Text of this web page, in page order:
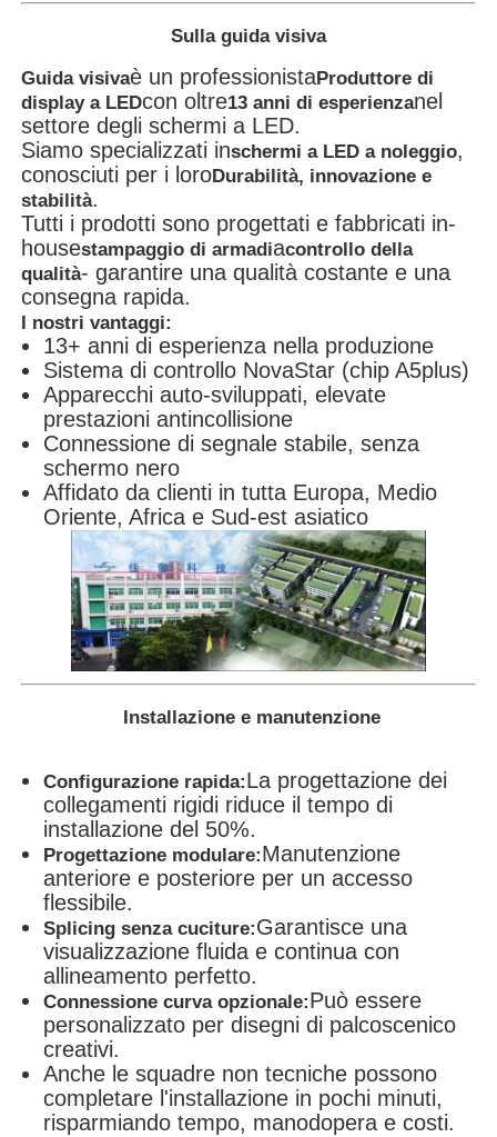
Sulla guida visiva
Guida visivaè un professionistaProduttore di
display a LEDcon oltre13 anni di esperienzanel
settore degli schermi a LED.
Siamo specializzati inschermi a LED a noleggio,
conosciuti per i loroDurabilità, innovazione e
stabilità.
Tutti i prodotti sono progettati e fabbricati in-
housestampaggio di armadiacontrollo della
qualità- garantire una qualità costante e una
consegna rapida.
I nostri vantaggi:
13+ anni di esperienza nella produzione
Sistema di controllo NovaStar (chip A5plus)
Apparecchi auto-sviluppati, elevate
prestazioni antincollisione
Connessione di segnale stabile, senza
schermo nero
Affidato da clienti in tutta Europa, Medio
Oriente, Africa e Sud-est asiatico
Installazione e manutenzione
Configurazione rapida:La progettazione dei
collegamenti rigidi riduce il tempo di
installazione del 50%.
Progettazione modulare:Manutenzione
anteriore e posteriore per un accesso
flessibile.
Splicing senza cuciture:Garantisce una
visualizzazione fluida e continua con
allineamento perfetto.
Connessione curva opzionale:Può essere
personalizzato per disegni di palcoscenico
creativi.
Anche le squadre non tecniche possono
completare l'installazione in pochi minuti,
risparmiando tempo, manodopera e costi.